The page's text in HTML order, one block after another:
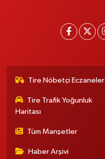
Tire Nöbetçi Eczaneler
Tire Trafik Yoğunluk
Haritası
Tüm Manşetler
Haber Arşivi